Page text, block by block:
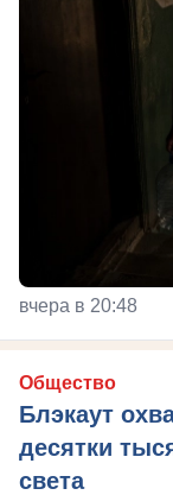
вчера в 20:48
Общество
Блэкаут
десятки
света